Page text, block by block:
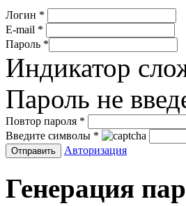
Логин *
E-mail *
Пароль *
Индикатор
Пароль не
Повтор пароля *
Введите символы *
Авторизация
Генерация